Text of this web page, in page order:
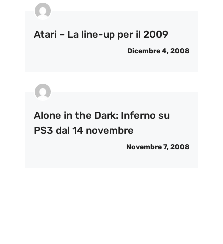
Atari – La line-up per il 2009
Dicembre 4, 2008
Alone in the Dark: Inferno su
PS3 dal 14 novembre
Novembre 7, 2008